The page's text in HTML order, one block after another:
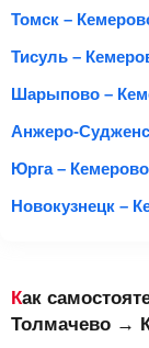
Томск –
Тисуль –
Шарыпово –
Анжеро-
Юрга – Кемерово
Новокузнецк –
Как самостоятельно заказать билет на маршрутку
Толмачево →